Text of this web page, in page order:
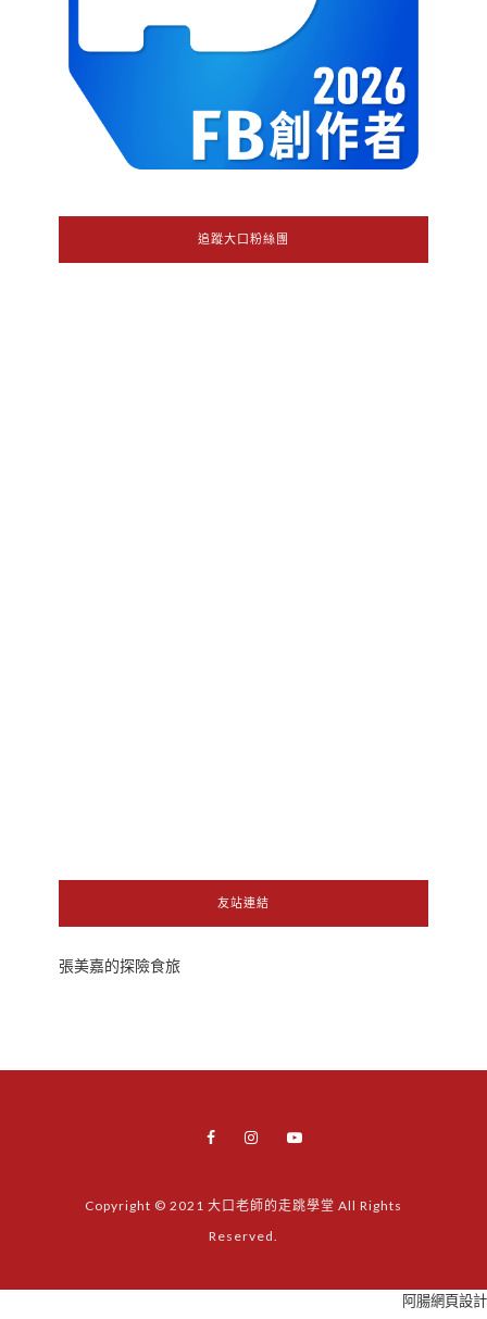
追蹤大口粉絲團
友站連結
張美嘉的探險食旅
Copyright © 2021 大口老師的走跳學堂 All Rights
Reserved.
阿腸網頁設計